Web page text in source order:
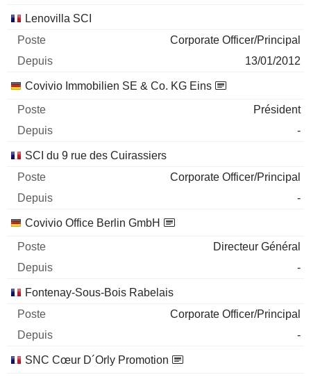
Lenovilla SCI
Corporate Officer/Principal
13/01/2012
Covivio Immobilien SE & Co. KG Eins
Président
-
SCI du 9 rue des Cuirassiers
Corporate Officer/Principal
-
Covivio Office Berlin GmbH
Directeur Général
-
Fontenay-Sous-Bois Rabelais
Corporate Officer/Principal
-
SNC Cœur D´Orly Promotion